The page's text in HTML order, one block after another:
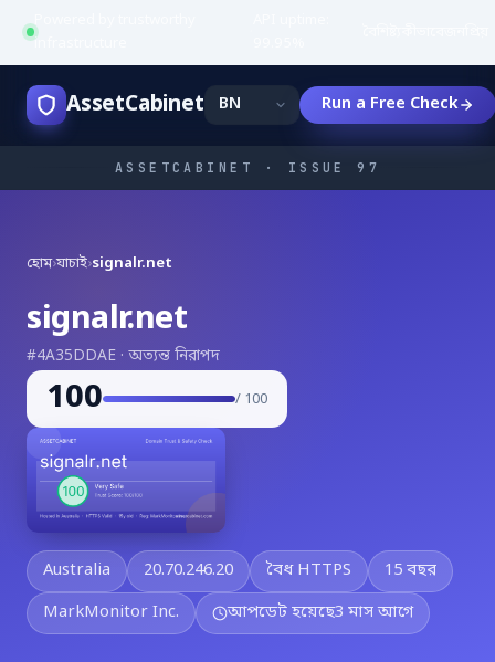
Powered by trustworthy
infrastructure
AssetCabinet Run a Free Check
ASSETCABINET · ISSUE 97
হোম›যাচাই›signalr.net
signalr.net
#4A35DDAE · অত্যন্ত নিরাপদ
100 / 100
Australia 20.70.246.20 বৈধ HTTPS
15 বছর
MarkMonitor Inc.
আপডেট হয়েছে3 মাস আগে